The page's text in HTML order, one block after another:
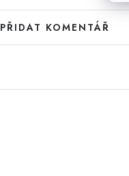
PŘIDAT KOMENTÁŘ